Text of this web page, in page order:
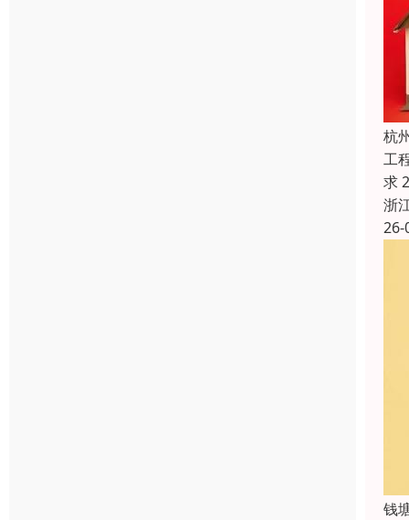
杭
工
求
浙
26-
钱